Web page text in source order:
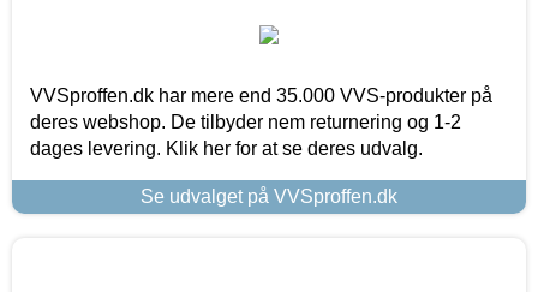
VVSproffen.dk har mere end 35.000 VVS-produkter på
deres webshop. De tilbyder nem returnering og 1-2
dages levering. Klik her for at se deres udvalg.
Se udvalget på VVSproffen.dk